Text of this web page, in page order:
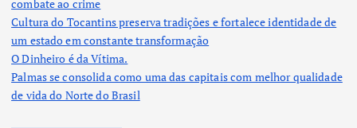
ç
ã
o
combate ao crime
Cultura do Tocantins preserva tradições e fortalece identidade de
um estado em constante transformação
O Dinheiro é da Vítima.
Palmas se consolida como uma das capitais com melhor qualidade
de vida do Norte do Brasil